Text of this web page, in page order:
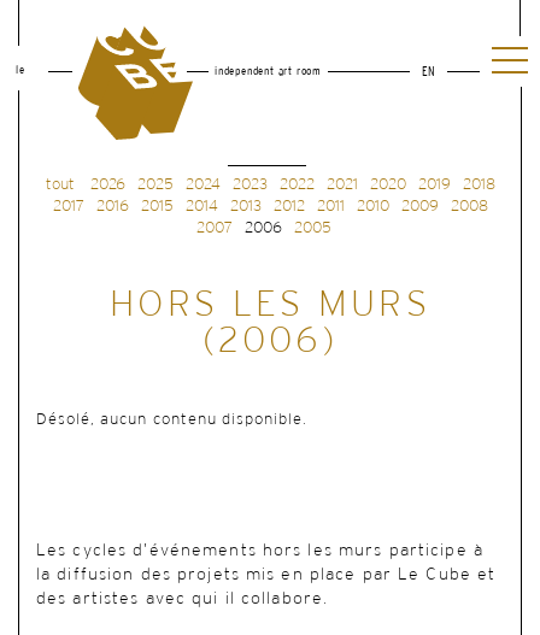
le independent art room EN
tout 2026 2025 2024 2023 2022 2021 2020 2019
2018
2017
2016 2015 2014 2013 2012 2011 2010 2009
2008
2007
2006 2005
HORS LES MURS
(2006)
Désolé, aucun contenu disponible.
Les cycles d’événements hors les murs participe à
la diffusion des projets mis en place par Le Cube et
des artistes avec qui il collabore.